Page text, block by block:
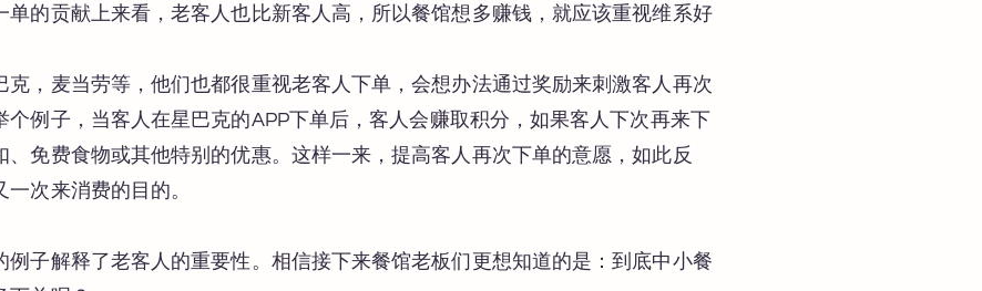
单的贡献上来看，老客人也比新客人高，所以餐馆想多赚钱，就应该重视维系好
克，麦当劳等，他们也都很重视老客人下单，会想办法通过奖励来刺激客人再次
个例子，当客人在星巴克的APP下单后，客人会赚取积分，如果客人下次再来下
免费食物或其他特别的优惠。这样一来，提高客人再次下单的意愿，如此反
次来消费的目的。
例子解释了老客人的重要性。相信接下来餐馆老板们更想知道的是：到底中小餐